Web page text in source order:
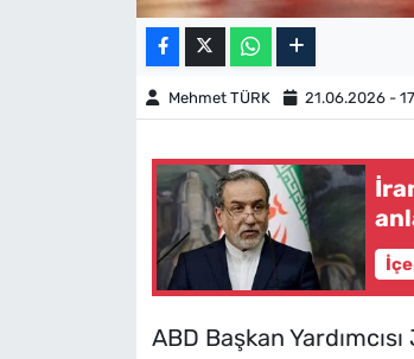
Mehmet TÜRK 21.06.2026 -
ABD Başkan